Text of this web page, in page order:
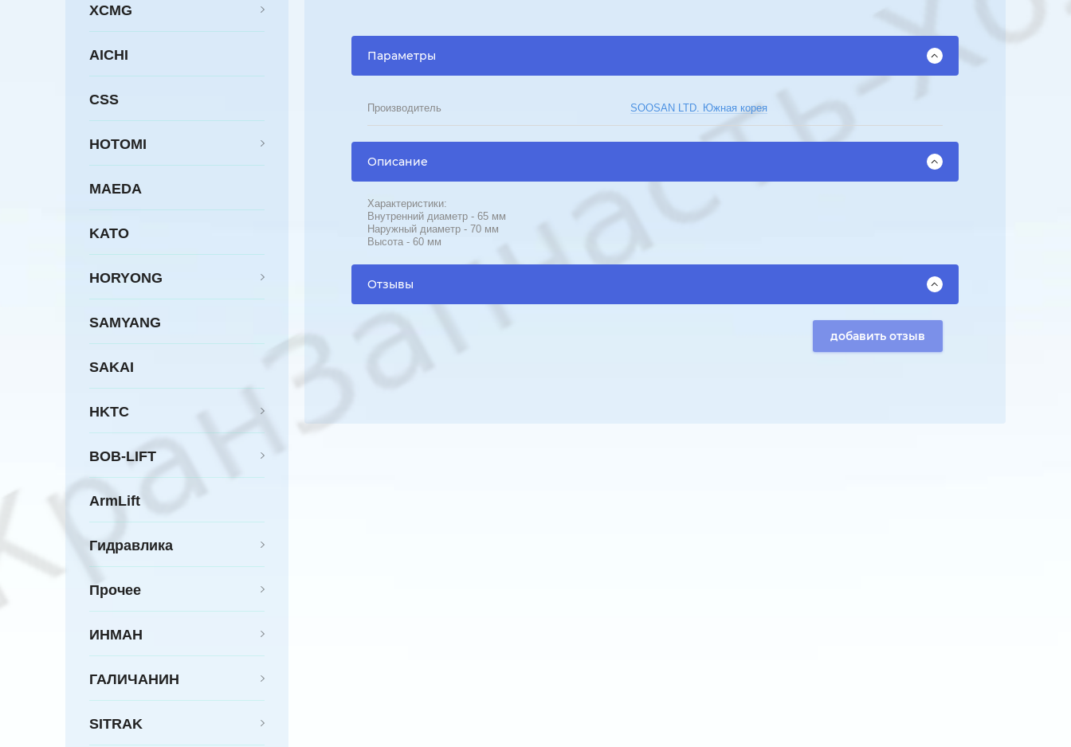
XCMG
AICHI
CSS
HOTOMI
MAEDA
KATO
HORYONG
SAMYANG
SAKAI
HKTC
BOB-LIFT
ArmLift
Гидравлика
Прочее
ИНМАН
ГАЛИЧАНИН
SITRAK
Параметры
Производитель SOOSAN LTD. Южная корея
Описание
Характеристики:
Внутренний диаметр - 65 мм
Наружный диаметр - 70 мм
Высота - 60 мм
Отзывы
добавить отзыв